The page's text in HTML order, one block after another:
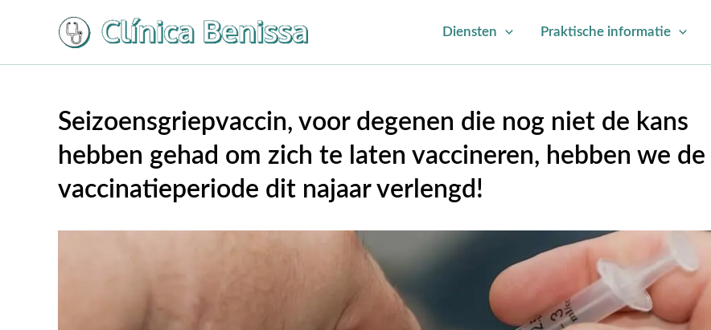
Diensten Praktische informatie
Seizoensgriepvaccin, voor degenen die nog niet de kans
hebben gehad om zich te laten vaccineren, hebben we de
vaccinatieperiode dit najaar verlengd!